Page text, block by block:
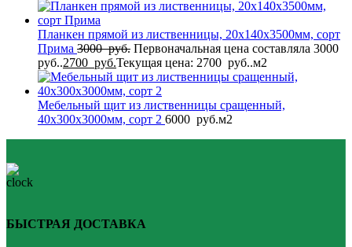
Планкен прямой из лиственницы, 20x140x3500мм, сорт
Прима 3000руб. Первоначальная цена составляла 3000
руб..2700 руб.Текущая цена: 2700 руб..м2
Мебельный щит из лиственницы сращенный,
40x300x3000мм, сорт 2 6000 руб.м2
БЫСТРАЯ ДОСТАВКА